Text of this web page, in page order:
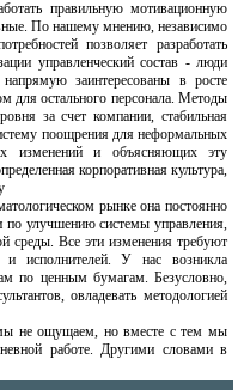
правильную мотивационную
По нашему мнению, независимо
позволяет разработать
управленческий состав - люди
заинтересованы в росте
для остального персонала. Методы
за счет компании, стабильная
поощрения для неформальных
изменений и объясняющих эту
корпоративная культура,
рынке она постоянно
по улучшению системы управления,
среды. Все эти изменения требуют
и исполнителей. У нас возникла
по ценным бумагам. Безусловно,
овладевать методологией
мы не ощущаем, но вместе с тем мы
работе. Другими словами в